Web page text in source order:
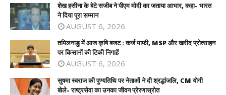
शेख हसीना के बेटे सजीब ने पीएम मोदी का जताया आभार, कहा- भारत
ने दिया पूरा सम्मान
AUGUST 6, 2026
तमिलनाडु में आज कृषि बजट : कर्ज माफी, MSP और खरीद प्रोत्साहन
पर किसानों की टिकी निगाहें
AUGUST 6, 2026
सुषमा स्वराज की पुण्यतिथि पर नेताओं ने दी श्रद्धांजलि, CM योगी
बोले- राष्ट्रसेवा का उनका जीवन प्रेरणास्रोत